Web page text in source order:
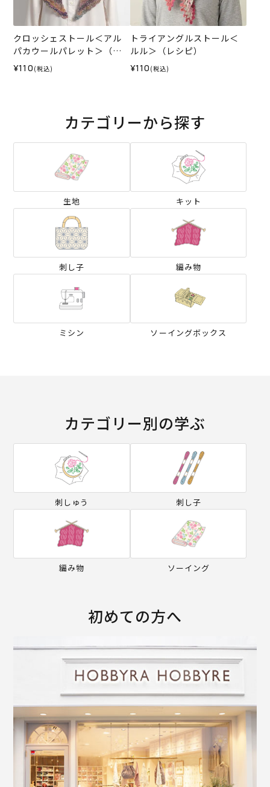
クロッシェストール＜アル
パカウールパレット＞（レ
シピ）
¥110 (税込)
トライアングルストール＜
ルル＞（レシピ）
¥110 (税込)
カテゴリーから探す
生地 キット
刺し子 編み物
ミシン ソーイングボックス
カテゴリー別の学ぶ
刺しゅう 刺し子
編み物 ソーイング
初めての方へ